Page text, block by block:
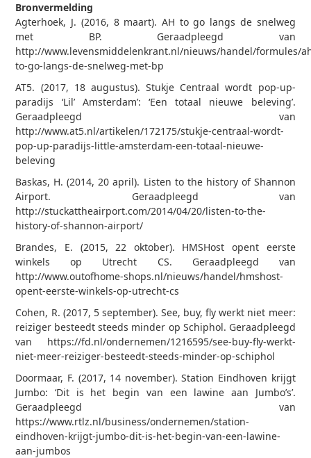
Bronvermelding
Agterhoek, J. (2016, 8 maart). AH to go langs de snelweg
met BP. Geraadpleegd van
http://www.levensmiddelenkrant.nl/nieuws/handel/formules/
to-go-langs-de-snelweg-met-bp
AT5. (2017, 18 augustus). Stukje Centraal wordt pop-up-
paradijs ‘Lil’ Amsterdam’: ‘Een totaal nieuwe beleving’.
Geraadpleegd van
http://www.at5.nl/artikelen/172175/stukje-centraal-wordt-
pop-up-paradijs-little-amsterdam-een-totaal-nieuwe-
beleving
Baskas, H. (2014, 20 april). Listen to the history of Shannon
Airport. Geraadpleegd van
http://stuckattheairport.com/2014/04/20/listen-to-the-
history-of-shannon-airport/
Brandes, E. (2015, 22 oktober). HMSHost opent eerste
winkels op Utrecht CS. Geraadpleegd van
http://www.outofhome-shops.nl/nieuws/handel/hmshost-
opent-eerste-winkels-op-utrecht-cs
Cohen, R. (2017, 5 september). See, buy, fly werkt niet meer:
reiziger besteedt steeds minder op Schiphol. Geraadpleegd
van https://fd.nl/ondernemen/1216595/see-buy-fly-werkt-
niet-meer-reiziger-besteedt-steeds-minder-op-schiphol
Doormaar, F. (2017, 14 november). Station Eindhoven krijgt
Jumbo: ‘Dit is het begin van een lawine aan Jumbo’s’.
Geraadpleegd van
https://www.rtlz.nl/business/ondernemen/station-
eindhoven-krijgt-jumbo-dit-is-het-begin-van-een-lawine-
aan-jumbos